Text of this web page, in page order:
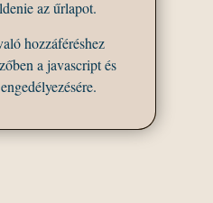
az űrlapot.
hozzáféréshez
a javascript és